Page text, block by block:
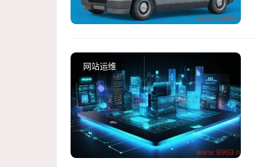
网站运维